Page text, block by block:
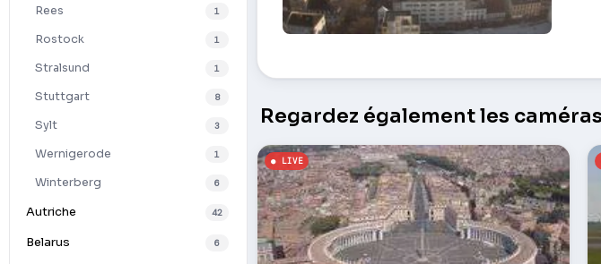
Rees 1
Rostock 1
Stralsund 1
Stuttgart 8
Sylt 3
Wernigerode 1
Winterberg 6
Autriche 42
Belarus 6
Regardez également les